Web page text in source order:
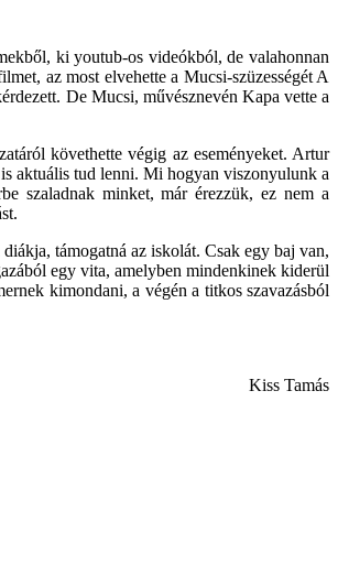
ki youtub-os videókból, de valahonnan
az most elvehette a Mucsi-szüzességét A
De Mucsi, művésznevén Kapa vette a
követhette végig az eseményeket. Artur
aktuális tud lenni. Mi hogyan viszonyulunk a
szaladnak minket, már érezzük, ez nem a
támogatná az iskolát. Csak egy baj van,
egy vita, amelyben mindenkinek kiderül
kimondani, a végén a titkos szavazásból
Kiss Tamás